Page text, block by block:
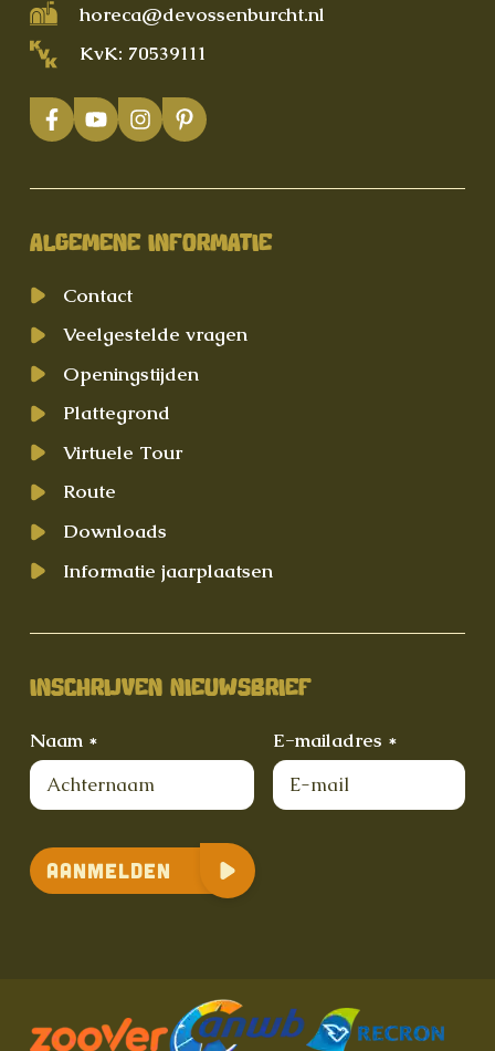
horeca@devossenburcht.nl
KvK: 70539111
ALGEMENE INFORMATIE
Contact
Veelgestelde vragen
Openingstijden
Plattegrond
Virtuele Tour
Route
Downloads
Informatie jaarplaatsen
INSCHRIJVEN NIEUWSBRIEF
Naam * E-mailadres *
Aanmelden